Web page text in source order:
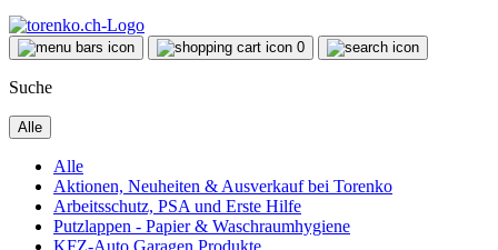
0
Suche
Alle
Alle
Aktionen, Neuheiten & Ausverkauf bei Torenko
Arbeitsschutz, PSA und Erste Hilfe
Putzlappen - Papier & Waschraumhygiene
KFZ-Auto Garagen Produkte